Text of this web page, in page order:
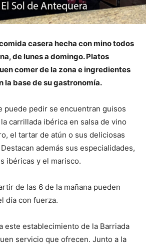
casera hecha con mino todos
de lunes a domingo. Platos
comer de la zona e ingredientes
la base de su gastronomía.
puede pedir se encuentran guisos
carrillada ibérica en salsa de vino
el tartar de atún o sus deliciosas
además sus especialidades,
ibéricas y el marisco.
de las 6 de la mañana pueden
día con fuerza.
este establecimiento de la Barriada
servicio que ofrecen. Junto a la